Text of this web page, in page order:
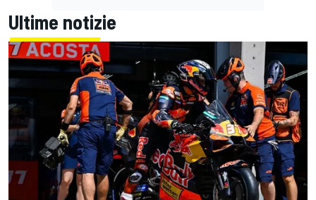
Ultime notizie